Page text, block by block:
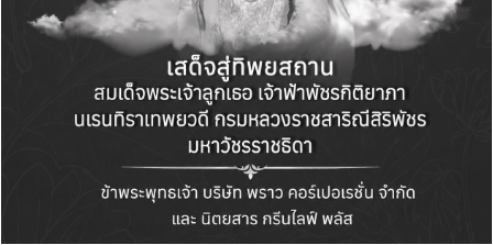
การได้รับเลือกเป็นสมาชิก DJ BIC ของเดลต้า
ประเทศไทย ซึ่งพิจารณาจากเกณฑ์ Corporate
Sustainability Assessment (CSA) สะท้อนให้เห็น
ถึงผลการดำเนินงานด้าน ESG ของบริษัทฯ ที่เป็น
เลิศ ทั้งในด้านการบริหารจัดการความเสี่ยงด้านสิ่ง
แวดล้อม การยกระดับประสิทธิภาพการใช้
ทรัพยากร ตลอดจนการมุ่งสู่การปล่อยก๊าซเรือน